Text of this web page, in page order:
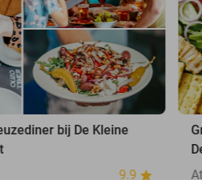
bij De Kleine
9.9